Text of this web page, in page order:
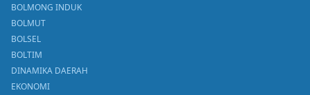
BOLMONG INDUK
BOLMUT
BOLSEL
BOLTIM
DINAMIKA DAERAH
EKONOMI